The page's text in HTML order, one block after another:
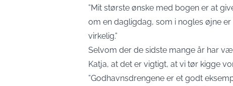
”Mit største ønske med bogen er at
om en dagligdag, som i nogles øjne
virkelig.”
Selvom der de sidste mange år har
Katja, at det er vigtigt, at vi tør kigge
”Godhavnsdrengene er et godt